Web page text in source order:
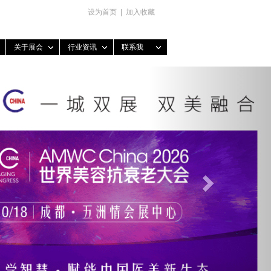
关于展会 行业资讯 联系我
设为首页 加入收藏